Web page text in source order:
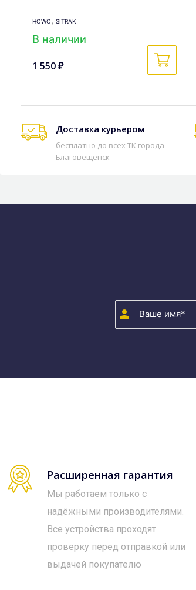
HOWO, SITRAK
В наличии
1 550 ₽
Доставка курьером
бесплатно до всех ТК города
Благовещенск
Расширенная гарантия
Мы работаем только с
надёжными производителями.
Все устройства проходят
проверку перед отправкой или
выдачей покупателю